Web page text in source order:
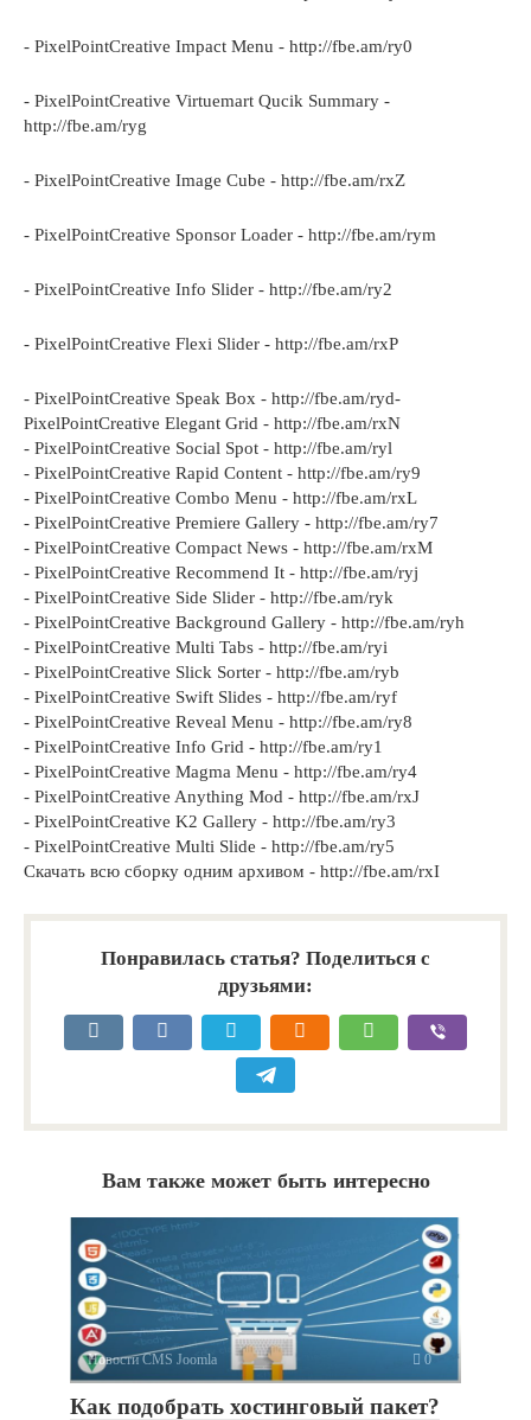
- PixelPointCreative Impact Menu - http://fbe.am/ry0
- PixelPointCreative Virtuemart Qucik Summary -
http://fbe.am/ryg
- PixelPointCreative Image Cube - http://fbe.am/rxZ
- PixelPointCreative Sponsor Loader - http://fbe.am/rym
- PixelPointCreative Info Slider - http://fbe.am/ry2
- PixelPointCreative Flexi Slider - http://fbe.am/rxP
- PixelPointCreative Speak Box - http://fbe.am/ryd-
PixelPointCreative Elegant Grid - http://fbe.am/rxN
- PixelPointCreative Social Spot - http://fbe.am/ryl
- PixelPointCreative Rapid Content - http://fbe.am/ry9
- PixelPointCreative Combo Menu - http://fbe.am/rxL
- PixelPointCreative Premiere Gallery - http://fbe.am/ry7
- PixelPointCreative Compact News - http://fbe.am/rxM
- PixelPointCreative Recommend It - http://fbe.am/ryj
- PixelPointCreative Side Slider - http://fbe.am/ryk
- PixelPointCreative Background Gallery - http://fbe.am/ryh
- PixelPointCreative Multi Tabs - http://fbe.am/ryi
- PixelPointCreative Slick Sorter - http://fbe.am/ryb
- PixelPointCreative Swift Slides - http://fbe.am/ryf
- PixelPointCreative Reveal Menu - http://fbe.am/ry8
- PixelPointCreative Info Grid - http://fbe.am/ry1
- PixelPointCreative Magma Menu - http://fbe.am/ry4
- PixelPointCreative Anything Mod - http://fbe.am/rxJ
- PixelPointCreative K2 Gallery - http://fbe.am/ry3
- PixelPointCreative Multi Slide - http://fbe.am/ry5
Скачать всю сборку одним архивом - http://fbe.am/rxI
Понравилась статья? Поделиться с
друзьями:
Вам также может быть интересно
Новости CMS Joomla 0
Как подобрать хостинговый пакет?